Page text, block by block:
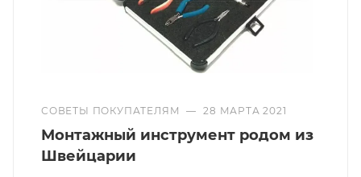
СОВЕТЫ ПОКУПАТЕЛЯМ — 28 МАРТА 2021
Монтажный инструмент родом из
Швейцарии